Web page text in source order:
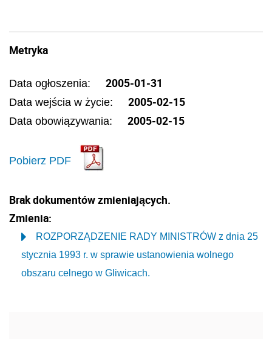
Metryka
Data ogłoszenia: 2005-01-31
Data wejścia w życie: 2005-02-15
Data obowiązywania: 2005-02-15
Pobierz PDF
Brak dokumentów zmieniających.
Zmienia:
ROZPORZĄDZENIE RADY MINISTRÓW z dnia 25
stycznia 1993 r. w sprawie ustanowienia wolnego
obszaru celnego w Gliwicach.